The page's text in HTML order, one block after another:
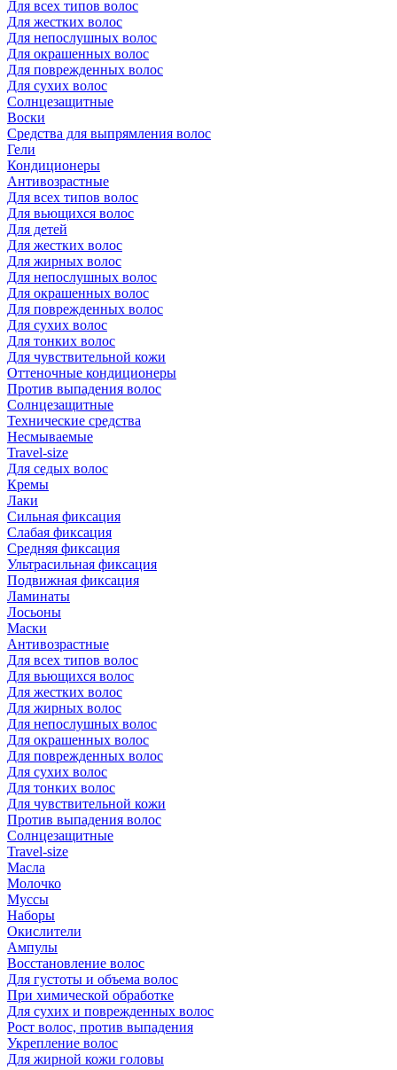
Для всех типов волос
Для жестких волос
Для непослушных волос
Для окрашенных волос
Для поврежденных волос
Для сухих волос
Солнцезащитные
Воски
Средства для выпрямления волос
Гели
Кондиционеры
Антивозрастные
Для всех типов волос
Для вьющихся волос
Для детей
Для жестких волос
Для жирных волос
Для непослушных волос
Для окрашенных волос
Для поврежденных волос
Для сухих волос
Для тонких волос
Для чувствительной кожи
Оттеночные кондиционеры
Против выпадения волос
Солнцезащитные
Технические средства
Несмываемые
Travel-size
Для седых волос
Кремы
Лаки
Сильная фиксация
Слабая фиксация
Средняя фиксация
Ультрасильная фиксация
Подвижная фиксация
Ламинаты
Лосьоны
Маски
Антивозрастные
Для всех типов волос
Для вьющихся волос
Для жестких волос
Для жирных волос
Для непослушных волос
Для окрашенных волос
Для поврежденных волос
Для сухих волос
Для тонких волос
Для чувствительной кожи
Против выпадения волос
Солнцезащитные
Travel-size
Масла
Молочко
Муссы
Наборы
Окислители
Ампулы
Восстановление волос
Для густоты и объема волос
При химической обработке
Для сухих и поврежденных волос
Рост волос, против выпадения
Укрепление волос
Для жирной кожи головы